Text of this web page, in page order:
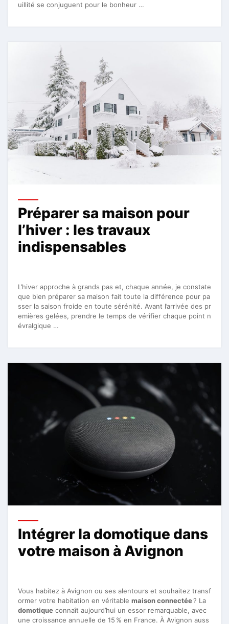
uillité se conjuguent pour le bonheur …
Préparer sa maison pour
l’hiver : les travaux
indispensables
L’hiver approche à grands pas et, chaque année, je constate
que bien préparer sa maison fait toute la différence pour pa
sser la saison froide en toute sérénité. Avant l’arrivée des pr
emières gelées, prendre le temps de vérifier chaque point n
évralgique …
Intégrer la domotique dans
votre maison à Avignon
Vous habitez à Avignon ou ses alentours et souhaitez transf
ormer votre habitation en véritable maison connectée? La
domotique connaît aujourd’hui un essor remarquable, avec
une croissance annuelle de 15 % en France. À Avignon auss